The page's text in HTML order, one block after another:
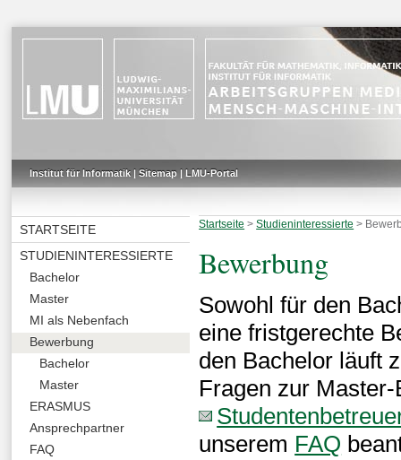
Institut für Informatik| Sitemap| LMU-Portal
STARTSEITE
STUDIENINTERESSIERTE
Bachelor
Master
MI als Nebenfach
Bewerbung
Bachelor
Master
ERASMUS
Ansprechpartner
FAQ
Startseite >Studieninteressierte >
Bewerbung
Sowohl für den
eine fristgerechte
den Bachelor läuft
Fragen zur
unserem FAQ